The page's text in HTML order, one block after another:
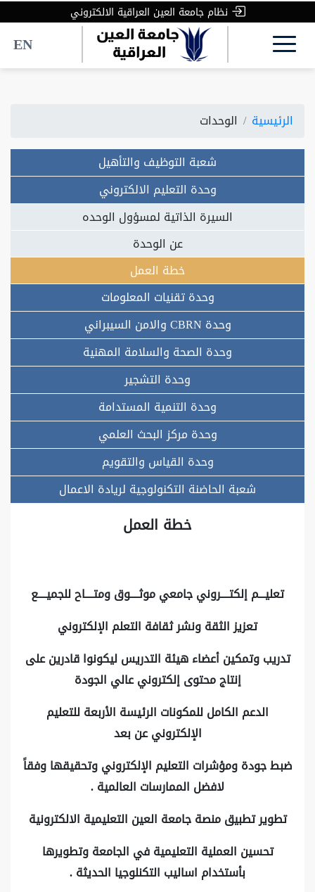
نظام جامعة العين العراقية الالكتروني
EN
الرئيسية
الوحدات
شعبة التوظيف والتأهيل
وحدة التعليم الالكتروني
السيرة الذاتية لمسؤول الوحده
عن الوحدة
خطة العمل
وحدة تقنيات المعلومات
وحدة CBRN والامن السيبراني
وحدة الصحة والسلامة المهنية
وحدة التشجير
وحدة التنمية المستدامة
وحدة مركز البحث العلمي
وحدة القياس والتقويم
شعبة الحاضنة التكنولوجية لريادة الاعمال
خطة العمل
تعليـــم إلكتــــروني جامعي موثــــوق ومتــــاح للجميــــع
تعزيز الثقة ونشر ثقافة التعلم الإلكتروني
تدريب وتمكين أعضاء هيئة التدريس ليكونوا قادرين على
إنتاج محتوى إلكتروني عالي الجودة
الدعم الكامل للمكونات الرئيسة الأربعة للتعليم
الإلكتروني عن بعد
ضبط جودة ومؤشرات التعليم الإلكتروني وتحقيقها وفقاً
لافضل الممارسات العالمية .
تطوير تطبيق منصة جامعة العين التعليمية الالكترونية
تحسين العملية التعليمية في الجامعة وتطويرها
بأستخدام اساليب التكنلوجيا الحديثة .